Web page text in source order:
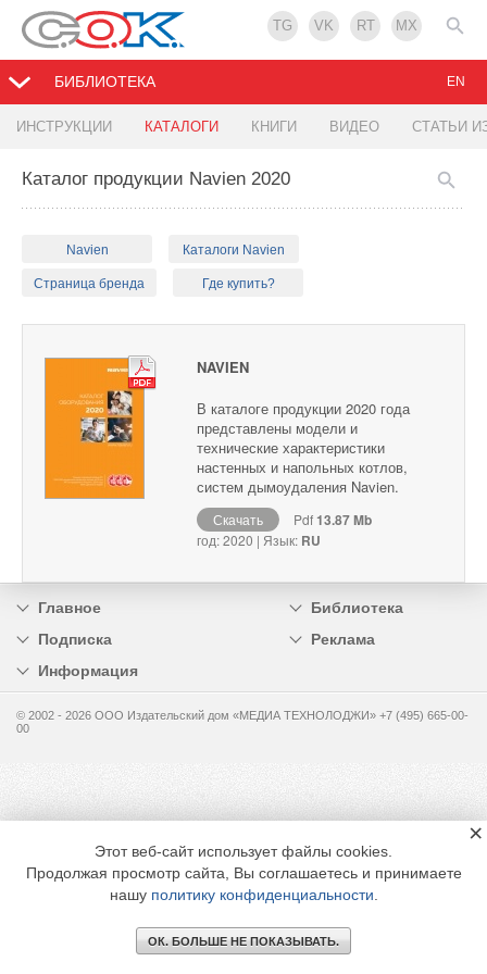
TG VK RT MX
БИБЛИОТЕКА
ИНСТРУКЦИИ КАТАЛОГИ КНИГИ ВИДЕО СТАТЬИ
EN
Каталог продукции Navien 2020
Navien Каталоги Navien
Страница бренда Где купить?
NAVIEN
В каталоге продукции 2020 года
представлены модели и
технические характеристики
настенных и напольных котлов,
систем дымоудаления Navien.
Скачать Pdf13.87 Mb
год: 2020 | Язык: RU
Главное
Библиотека
Подписка
Реклама
Информация
© 2002 - 2026 OOO Издательский дом «МЕДИА ТЕХНОЛОДЖИ» +7 (495) 665-00-
00
Этот веб-сайт использует файлы cookies.
Продолжая просмотр сайта, Вы соглашаетесь и принимаете
нашу политику конфиденциальности
ОК. БОЛЬШЕ НЕ ПОКАЗЫВАТЬ.
×